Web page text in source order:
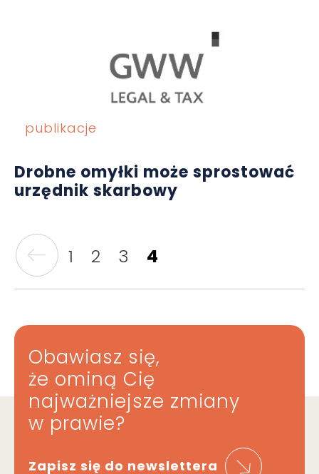
publikacje
Drobne omyłki może sprostować
urzędnik skarbowy
1 2 3 4
Obawiasz się,
że ominą Cię
najważniejsze zmiany
w prawie?
Zapisz się do newslettera